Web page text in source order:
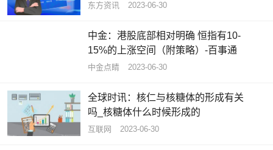
东方资讯 2023-06-30
中金：港股底部相对明确 恒指有10-
15%的上涨空间（附策略）-百事通
中金点睛 2023-06-30
全球时讯：核仁与核糖体的形成有关
吗_核糖体什么时候形成的
互联网 2023-06-30